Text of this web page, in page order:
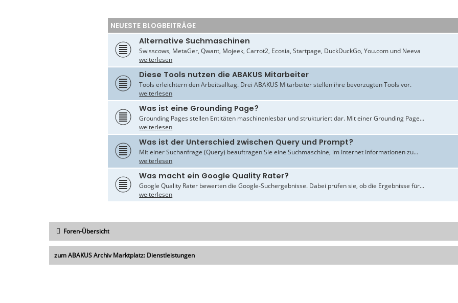
NEUESTE BLOGBEITRÄGE
Alternative Suchmaschinen
Swisscows, MetaGer, Qwant, Mojeek, Carrot2, Ecosia, Startpage, DuckDuckGo, You.com und Neeva
weiterlesen
Diese Tools nutzen die ABAKUS Mitarbeiter
Tools erleichtern den Arbeitsalltag. Drei ABAKUS Mitarbeiter stellen ihre bevorzugten Tools vor.
weiterlesen
Was ist eine Grounding Page?
Grounding Pages stellen Entitäten maschinenlesbar und strukturiert dar. Mit einer Grounding Page...
weiterlesen
Was ist der Unterschied zwischen Query und Prompt?
Mit einer Suchanfrage (Query) beauftragen Sie eine Suchmaschine, im Internet Informationen zu...
weiterlesen
Was macht ein Google Quality Rater?
Google Quality Rater bewerten die Google-Suchergebnisse. Dabei prüfen sie, ob die Ergebnisse für...
weiterlesen
Foren-Übersicht
zum ABAKUS Archiv Marktplatz: Dienstleistungen